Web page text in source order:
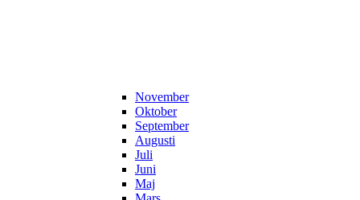
November
Oktober
September
Augusti
Juli
Juni
Maj